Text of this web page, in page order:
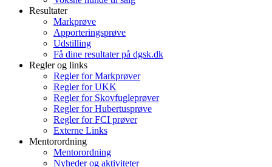
Resultater
Markprøve
Apporteringsprøve
Udstilling
Få dine resultater på dgsk.dk
Regler og links
Regler for Markprøver
Regler for UKK
Regler for Skovfugleprøver
Regler for Hubertusprøve
Regler for FCI prøver
Externe Links
Mentorordning
Mentorordning
Nyheder og aktiviteter